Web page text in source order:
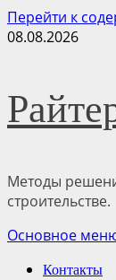
Перейти к
08.08.2026
Методы
строительстве.
Основное
Контакты